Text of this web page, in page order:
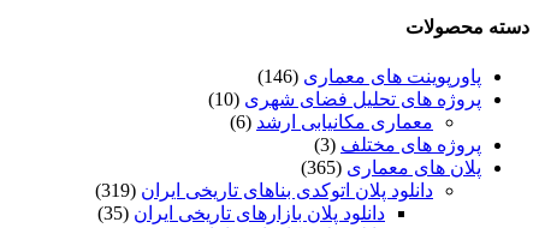
دسته محصولات
پاورپوینت های معماری (146)
پروژه های تحلیل فضای شهری (10)
معماری مکانیابی ارشد (6)
پروژه های مختلف (3)
پلان های معماری (365)
دانلود پلان اتوکدی بناهای تاریخی ایران (319)
دانلود پلان بازارهای تاریخی ایران (35)